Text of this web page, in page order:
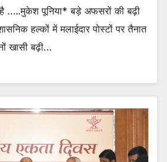
…..मुकेश पूनिया* बड़े अफसरों की बढ़ी
हल्कों में मलाईदार पोस्टों पर तैनात
खासी बढ़ी…